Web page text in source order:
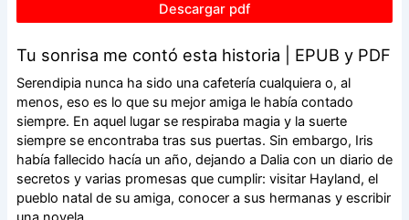
Descargar pdf
Tu sonrisa me contó esta historia | EPUB y PDF
Serendipia nunca ha sido una cafetería cualquiera o, al
menos, eso es lo que su mejor amiga le había contado
siempre. En aquel lugar se respiraba magia y la suerte
siempre se encontraba tras sus puertas. Sin embargo, Iris
había fallecido hacía un año, dejando a Dalia con un diario de
secretos y varias promesas que cumplir: visitar Hayland, el
pueblo natal de su amiga, conocer a sus hermanas y escribir